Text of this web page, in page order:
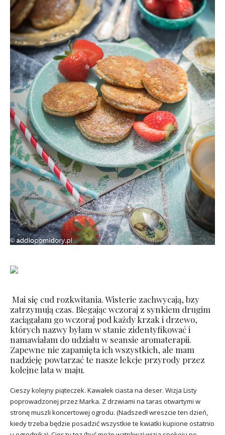
Mai się cud rozkwitania. Wisterie zachwycają, bzy
zatrzymują czas. Biegając wczoraj z synkiem drugim
zaciągałam go wczoraj pod każdy krzak i drzewo,
których nazwy byłam w stanie zidentyfikować i
namawiałam do udziału w seansie aromaterapii.
Zapewne nie zapamięta ich wszystkich, ale mam
nadzieję powtarzać te nasze lekcje przyrody przez
kolejne lata w maju.
Cieszy kolejny piąteczek. Kawałek ciasta na deser. Wizja Listy
poprowadzonej przez Marka. Z drzwiami na taras otwartymi w
stronę muszli koncertowej ogrodu. (Nadszedł wreszcie ten dzień,
kiedy trzeba będzie posadzić wszystkie te kwiatki kupione ostatnio